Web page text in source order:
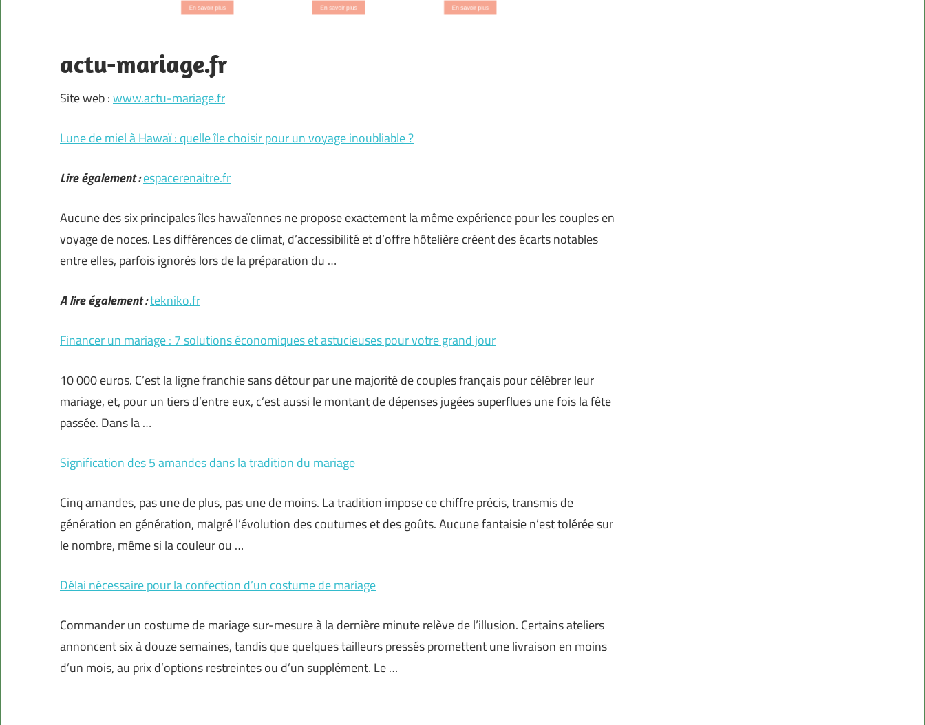
actu-mariage.fr
Site web :www.actu-mariage.fr
Lune de miel à Hawaï : quelle île choisir pour un voyage inoubliable ?
Lire également :espacerenaitre.fr
Aucune des six principales îles hawaïennes ne propose exactement la même expérience pour les couples en
voyage de noces. Les différences de climat, d’accessibilité et d’offre hôtelière créent des écarts notables
entre elles, parfois ignorés lors de la préparation du …
A lire également :tekniko.fr
Financer un mariage : 7 solutions économiques et astucieuses pour votre grand jour
10 000 euros. C’est la ligne franchie sans détour par une majorité de couples français pour célébrer leur
mariage, et, pour un tiers d’entre eux, c’est aussi le montant de dépenses jugées superflues une fois la fête
passée. Dans la …
Signification des 5 amandes dans la tradition du mariage
Cinq amandes, pas une de plus, pas une de moins. La tradition impose ce chiffre précis, transmis de
génération en génération, malgré l’évolution des coutumes et des goûts. Aucune fantaisie n’est tolérée sur
le nombre, même si la couleur ou …
Délai nécessaire pour la confection d’un costume de mariage
Commander un costume de mariage sur-mesure à la dernière minute relève de l’illusion. Certains ateliers
annoncent six à douze semaines, tandis que quelques tailleurs pressés promettent une livraison en moins
d’un mois, au prix d’options restreintes ou d’un supplément. Le …